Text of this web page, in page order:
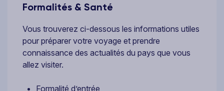
Formalités & Santé
Vous trouverez ci-dessous les informations utiles
pour préparer votre voyage et prendre
connaissance des actualités du pays que vous
allez visiter.
Formalité d’entrée